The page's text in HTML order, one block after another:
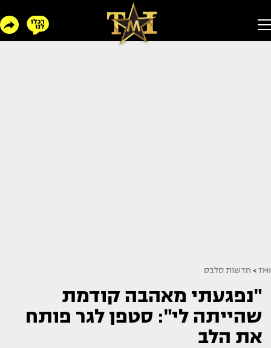
TMI
> חדשות סלבס
"נפגעתי מאהבה קודמת
שהייתה לי": סטפן לגר פותח
את הלב